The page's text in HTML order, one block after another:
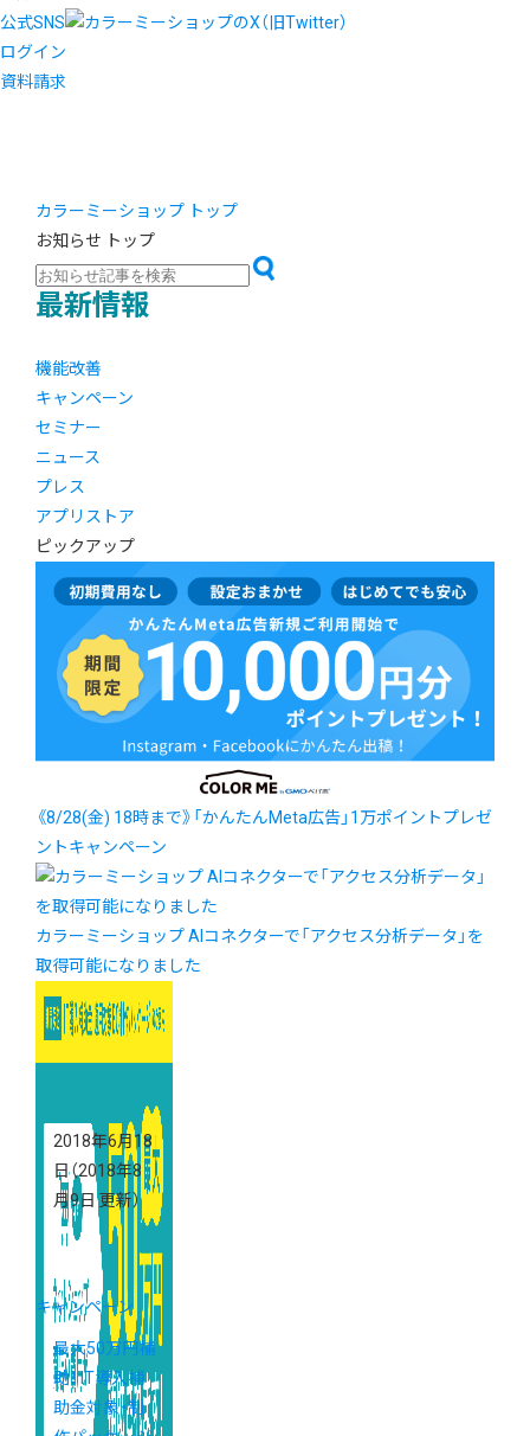
公式SNS
ログイン
資料請求
カラーミーショップ トップ
お知らせ トップ
最新情報
機能改善
キャンペーン
セミナー
ニュース
プレス
アプリストア
ピックアップ
《8/28(金) 18時まで》「かんたんMeta広告」1万ポイントプレゼ
ントキャンペーン
カラーミーショップ AIコネクターで「アクセス分析データ」を
取得可能になりました
2018年6月18
日（2018年8
月9日 更新）
キャンペーン
最大50万円補
助！ IT導入補
助金対象・制